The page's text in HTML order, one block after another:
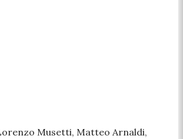
Musetti, Matteo Arnaldi,